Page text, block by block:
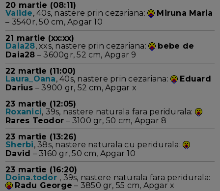
20 martie (08:11)
Valide, 40s, nastere prin cezariana:
Miruna Maria
– 3540r, 50 cm, Apgar 10
21 martie (xx:xx)
Daia28, xxs, nastere prin cezariana:
bebe de
Daia28 – 3600gr, 52 cm, Apgar 9
22 martie (11:00)
Laura_Oana, 40s, nastere prin cezariana:
Eduard
Darius – 3900 gr, 52 cm, Apgar x
23 martie (12:05)
Roxanici, 39s, nastere naturala fara peridurala:
Rares Teodor – 3100 gr, 50 cm, Apgar 8
23 martie (13:26)
Sherbi, 38s, nastere naturala cu peridurala:
David – 3160 gr, 50 cm, Apgar 10
23 martie (16:20)
Doina.todor , 39s, nastere naturala fara peridurala:
Radu George – 3850 gr, 55 cm, Apgar x